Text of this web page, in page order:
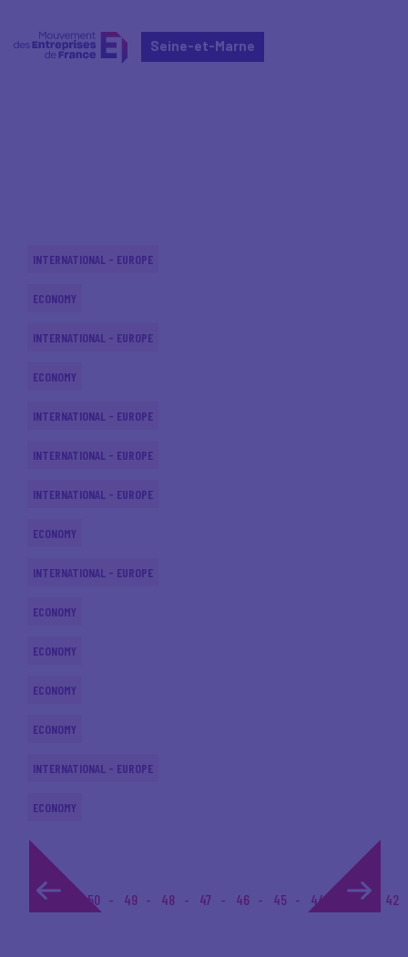
Seine-et-Marne
INTERNATIONAL - EUROPE
ECONOMY
INTERNATIONAL - EUROPE
ECONOMY
INTERNATIONAL - EUROPE
INTERNATIONAL - EUROPE
INTERNATIONAL - EUROPE
ECONOMY
INTERNATIONAL - EUROPE
ECONOMY
ECONOMY
ECONOMY
ECONOMY
INTERNATIONAL - EUROPE
ECONOMY
1... 50 49 48 47 46 45 44 43 42